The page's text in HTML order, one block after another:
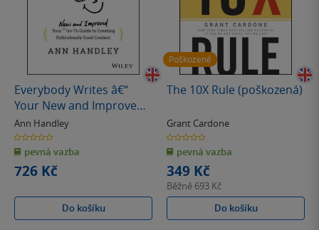
Everybody Writes â€“
Your New and Improved
Goâ€“To Guide to
Creating Ridiculously
Good Content, 2nd
Edition
Ann Handley
0.0
z
5
hvězdiček
pevná vazba
726 Kč
Do košíku
Poškozené
The 10X Rule (poškozená)
Grant Cardone
0.0
z
5
hvězdiček
pevná vazba
349 Kč
Běžně 693 Kč
Do košíku